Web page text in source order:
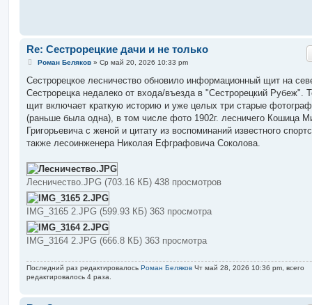
Re: Сестрорецкие дачи и не только
С
о
щ
е
и
е
Роман Беляков» Ср май 20, 2026 10:33 pm
Сестрорецкое лесничество обновило информационный щит на
Сестрорецка недалеко от входа/въезда в "Сестрорецкий Рубеж".
щит включает краткую историю и уже целых три старые
(раньше была одна), в том числе фото 1902г. лесничего Кошица
Григорьевича с женой и цитату из воспоминаний известного
также лесоинженера Николая Ефграфовича Соколова.
Лесничество.JPG (703.16 КБ) 438 просмотров
IMG_3165 2.JPG (599.93 КБ) 363 просмотра
IMG_3164 2.JPG (666.8 КБ) 363 просмотра
Последний раз редактировалось Роман Беляков Чт май 28, 2026 10:36 pm, всего
редактировалось 4 раза.